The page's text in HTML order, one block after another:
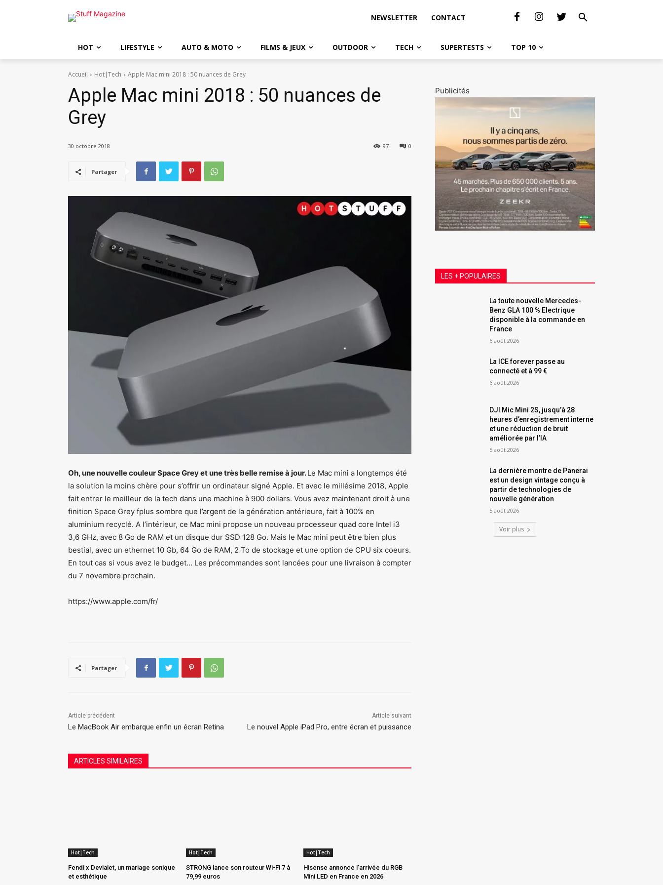
NEWSLETTER CONTACT
HOT LIFESTYLE AUTO & MOTO FILMS & JEUX OUTDOOR TECH SUPERTESTS TOP 10
Accueil Hot|Tech Apple Mac mini 2018 : 50 nuances de Grey
Apple Mac mini 2018 : 50 nuances de
Grey
30 octobre 2018 0
97
Partager
Oh, une nouvelle couleur Space Grey et une très belle remise à jour.Le Mac mini a longtemps été
la solution la moins chère pour s’offrir un ordinateur signé Apple. Et avec le millésime 2018, Apple
fait entrer le meilleur de la tech dans une machine à 900 dollars. Vous avez maintenant droit à une
finition Space Grey fplus sombre que l’argent de la génération antérieure, fait à 100% en
aluminium recyclé. A l’intérieur, ce Mac mini propose un nouveau processeur quad core Intel i3
3,6 GHz, avec 8 Go de RAM et un disque dur SSD 128 Go. Mais le Mac mini peut être bien plus
bestial, avec un ethernet 10 Gb, 64 Go de RAM, 2 To de stockage et une option de CPU six coeurs.
En tout cas si vous avez le budget… Les précommandes sont lancées pour une livraison à compter
du 7 novembre prochain.
https://www.apple.com/fr/
Partager
Article précédent
Le MacBook Air embarque enfin un écran Retina
Article suivant
Le nouvel Apple iPad Pro, entre écran et puissance
ARTICLES SIMILAIRES
Hot|Tech
Fendi x Devialet, un mariage sonique
et esthétique
Hot|Tech
STRONG lance son routeur Wi-Fi 7 à
79,99 euros
Hot|Tech
Hisense annonce l’arrivée du RGB
Mini LED en France en 2026
Publicités
LES + POPULAIRES
La toute nouvelle Mercedes-
Benz GLA 100 % Electrique
disponible à la commande en
France
6 août 2026
La ICE forever passe au
connecté et à 99 €
6 août 2026
DJI Mic Mini 2S, jusqu’à 28
heures d’enregistrement interne
et une réduction de bruit
améliorée par l’IA
5 août 2026
La dernière montre de Panerai
est un design vintage conçu à
partir de technologies de
nouvelle génération
5 août 2026
Voir plus